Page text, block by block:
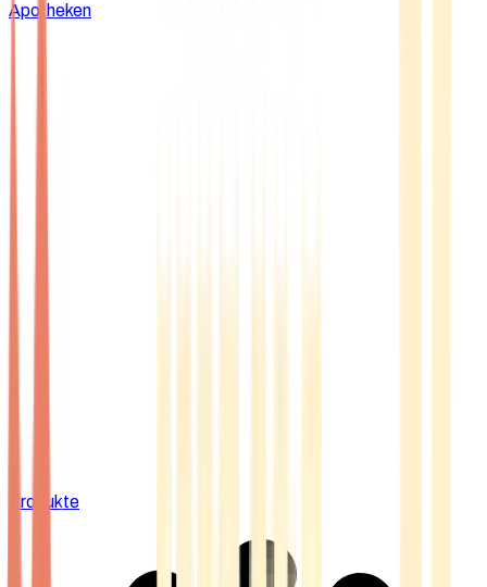
Apotheken
Produkte